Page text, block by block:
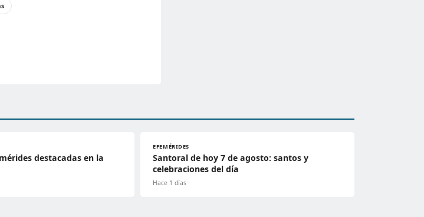
destacadas en la
EFEMÉRIDES
Santoral de hoy 7 de agosto: santos y
celebraciones del día
Hace 1 días